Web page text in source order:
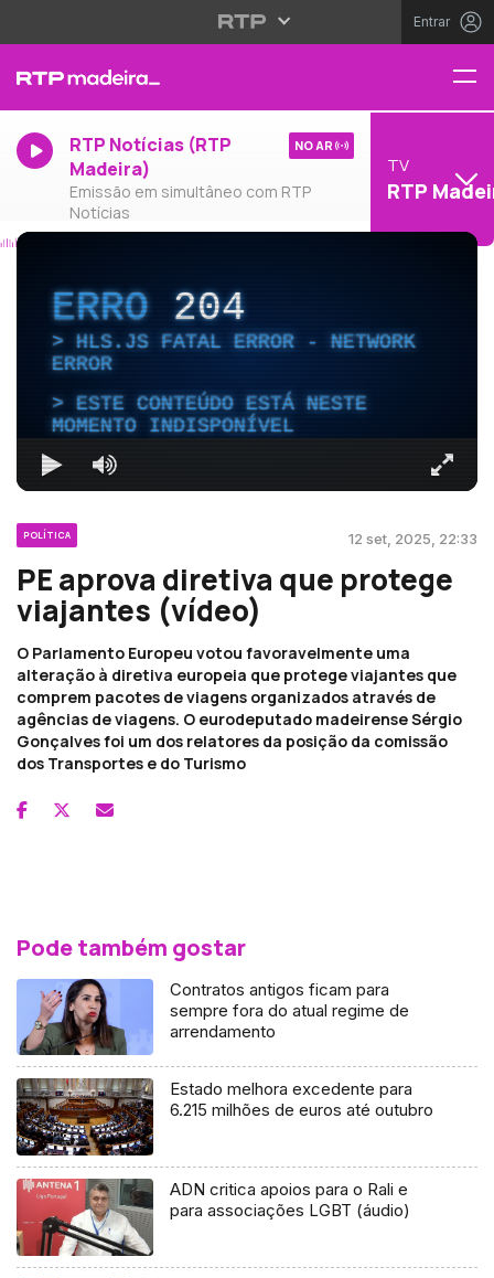
Entrar
RTP Notícias (RTP
Madeira)
Emissão em simultâneo com RTP
Notícias
NO AR
TV
RTP
ERRO204
HLS.JS FATAL ERROR - NETWORK
ERROR
ESTE CONTEÚDO ESTÁ NESTE
MOMENTO INDISPONÍVEL
POLÍTICA 12 set, 2025, 22:33
PE aprova diretiva que protege
viajantes (vídeo)
O Parlamento Europeu votou favoravelmente uma
alteração à diretiva europeia que protege viajantes que
comprem pacotes de viagens organizados através de
agências de viagens. O eurodeputado madeirense Sérgio
Gonçalves foi um dos relatores da posição da comissão
dos Transportes e do Turismo
Pode também gostar
Contratos antigos ficam para
sempre fora do atual regime de
arrendamento
Estado melhora excedente para
6.215 milhões de euros até outubro
ADN critica apoios para o Rali e
para associações LGBT (áudio)